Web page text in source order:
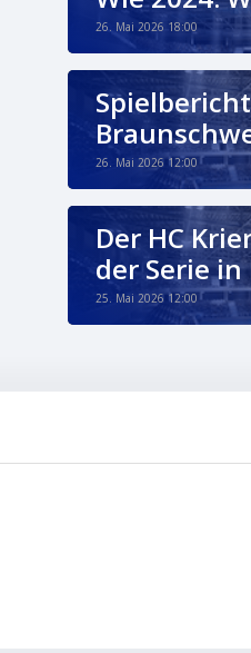
26. Mai 2026 18:00
26. Mai 2026 12:00
Der HC
der Serie
25. Mai 2026 12:00